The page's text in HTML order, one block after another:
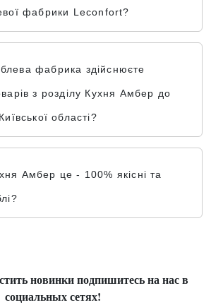
фабрики Leconfort?
фабрика здійснюєте
з розділу Кухня Амбер до
області?
Амбер це - 100% якісні та
новинки подпишитесь на нас в
социальных сетях!